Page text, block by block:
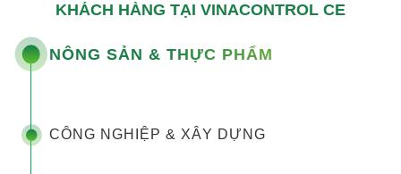
KHÁCH HÀNG TẠI VINACONTROL CE
NÔNG SẢN & THỰC PHẨM
CÔNG NGHIỆP & XÂY DỰNG